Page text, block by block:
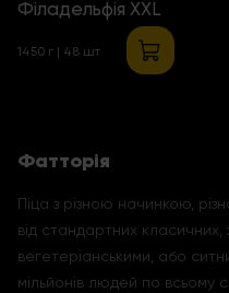
Філадельфія ХХL
1450 г | 48 шт
Фатторія
Піца з різною начинкою,
від стандартних класичних,
вегетеріанськими, або
мільйонів людей по всьому